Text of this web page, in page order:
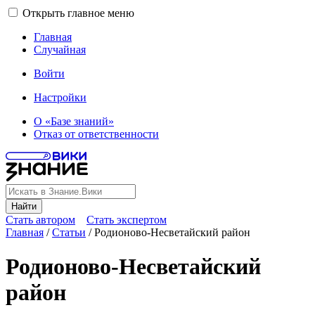
Открыть главное меню
Главная
Случайная
Войти
Настройки
О «Базе знаний»
Отказ от ответственности
Найти
Стать автором
Стать экспертом
Главная /Статьи /Родионово-Несветайский район
Родионово-Несветайский
район